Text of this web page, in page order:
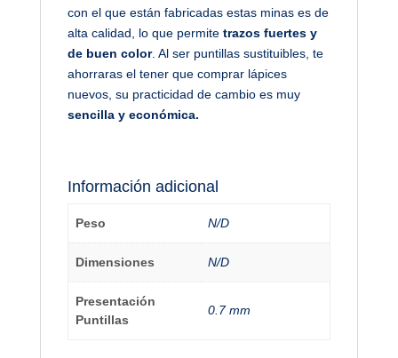
con el que están fabricadas estas minas es de
alta calidad, lo que permite trazos fuertes y
de buen color. Al ser puntillas sustituibles, te
ahorraras el tener que comprar lápices
nuevos, su practicidad de cambio es muy
sencilla y económica.
Información adicional
Peso N/D
Dimensiones N/D
Presentación
Puntillas
0.7 mm